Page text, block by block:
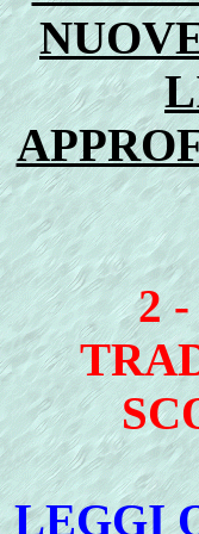
2
LEGGI